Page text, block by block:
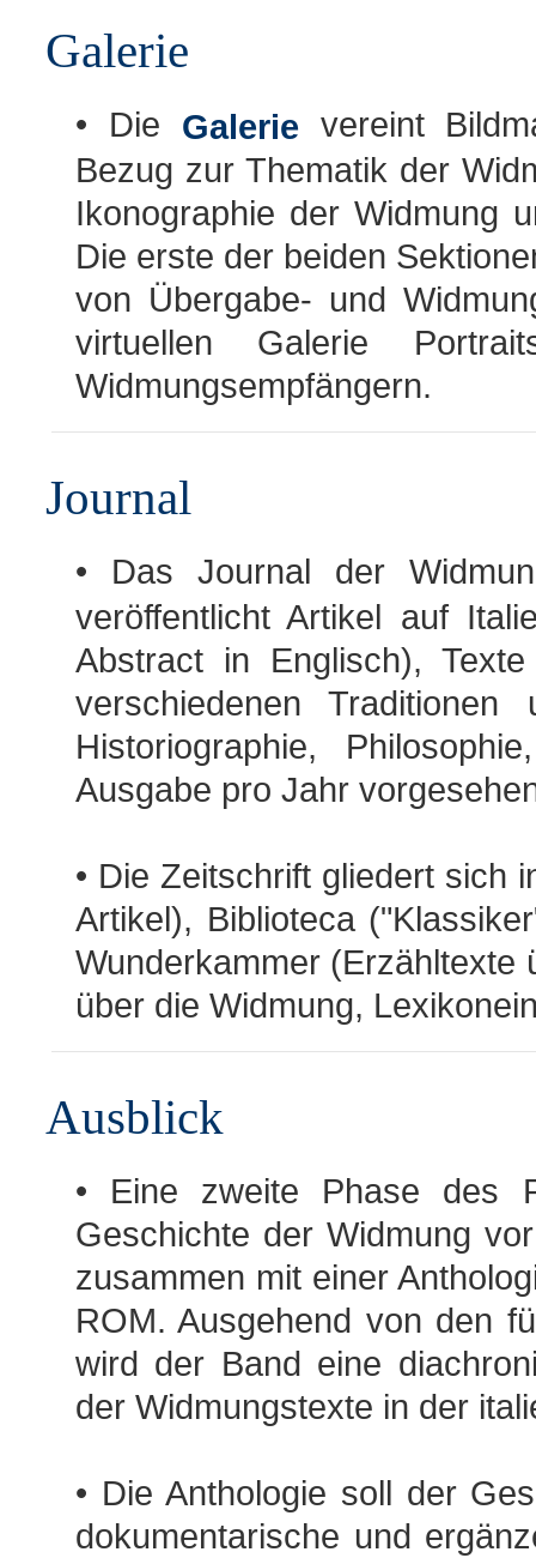
Galerie
• Die Galerie vereint
Bezug zur Thematik der
Ikonographie der Widmung
Die erste der beiden
von Übergabe- und
virtuellen Galerie
Widmungsempfängern.
Journal
• Das Journal der
veröffentlicht Artikel auf
Abstract in Englisch),
verschiedenen
Historiographie,
Ausgabe pro Jahr
• Die Zeitschrift gliedert sich
Artikel), Biblioteca
Wunderkammer (Erzähltexte
über die Widmung,
Ausblick
• Eine zweite Phase des
Geschichte der Widmung
zusammen mit einer
ROM. Ausgehend von den
wird der Band eine
der Widmungstexte in der
• Die Anthologie soll der
dokumentarische und